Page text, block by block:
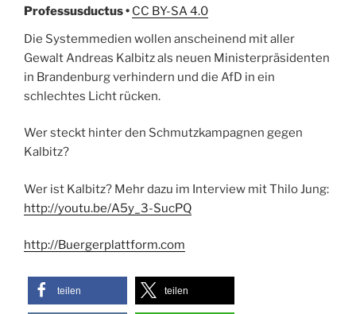
Professusductus • CC BY-SA 4.0
Die Systemmedien wollen anscheinend mit aller
Gewalt Andreas Kalbitz als neuen Ministerpräsidenten
in Brandenburg verhindern und die AfD in ein
schlechtes Licht rücken.
Wer steckt hinter den Schmutzkampagnen gegen
Kalbitz?
Wer ist Kalbitz? Mehr dazu im Interview mit Thilo Jung:
http://youtu.be/A5y_3-SucPQ
http://Buergerplattform.com
teilen teilen